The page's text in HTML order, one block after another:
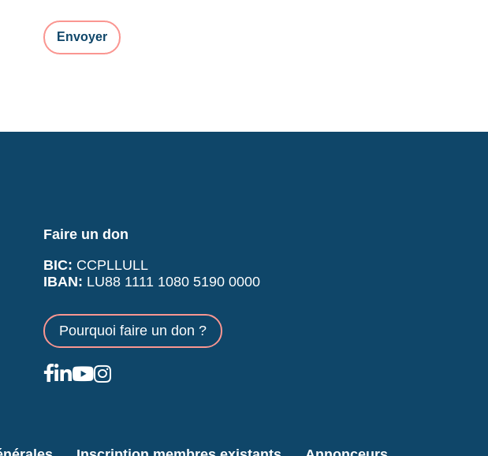
Faire un don
BIC: CCPLLULL
IBAN: LU88 1111 1080 5190 0000
Pourquoi faire un don ?